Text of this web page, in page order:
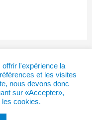
F
a
c
l'expérience la
et les visites
nous devons donc
sur «Accepter»,
les cookies.